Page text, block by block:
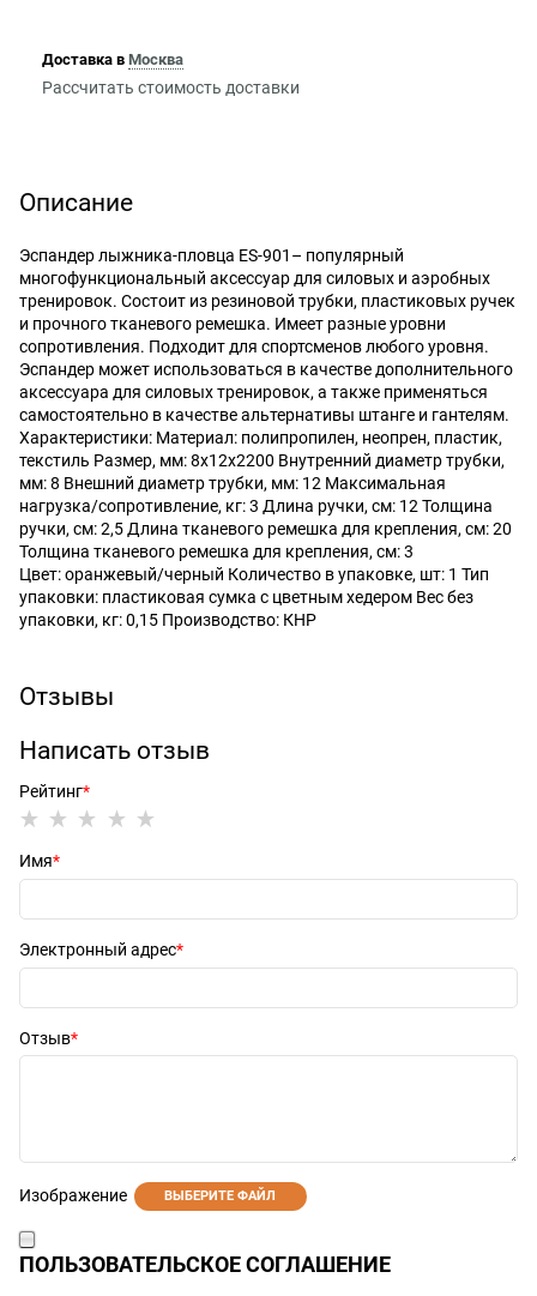
Доставка в Москва
Рассчитать стоимость доставки
Описание
Эспандер лыжника-пловца ES-901– популярный
многофункциональный аксессуар для силовых и аэробных
тренировок. Состоит из резиновой трубки, пластиковых ручек
и прочного тканевого ремешка. Имеет разные уровни
сопротивления. Подходит для спортсменов любого уровня.
Эспандер может использоваться в качестве дополнительного
аксессуара для силовых тренировок, а также применяться
самостоятельно в качестве альтернативы штанге и гантелям.
Характеристики: Материал: полипропилен, неопрен, пластик,
текстиль Размер, мм: 8х12х2200 Внутренний диаметр трубки,
мм: 8 Внешний диаметр трубки, мм: 12 Максимальная
нагрузка/сопротивление, кг: 3 Длина ручки, см: 12 Толщина
ручки, см: 2,5 Длина тканевого ремешка для крепления, см: 20
Толщина тканевого ремешка для крепления, см: 3
Цвет: оранжевый/черный Количество в упаковке, шт: 1 Тип
упаковки: пластиковая сумка с цветным хедером Вес без
упаковки, кг: 0,15 Производство: КНР
Отзывы
Написать отзыв
Рейтинг
Имя
Электронный адрес
Отзыв
Изображение ВЫБЕРИТЕ ФАЙЛ
ПОЛЬЗОВАТЕЛЬСКОЕ СОГЛАШЕНИЕ